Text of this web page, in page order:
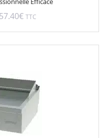
€ TTC